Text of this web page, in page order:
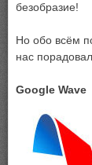
безобразие!
Но обо всём
нас
Google Wave